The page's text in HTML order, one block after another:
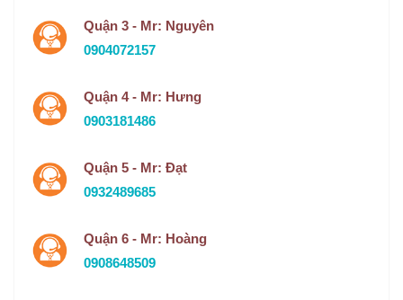
Quận 3 - Mr: Nguyên
0904072157
Quận 4 - Mr: Hưng
0903181486
Quận 5 - Mr: Đạt
0932489685
Quận 6 - Mr: Hoàng
0908648509